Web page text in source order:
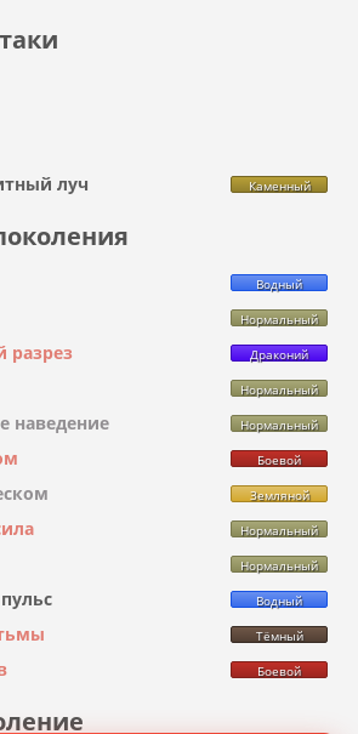
луч Каменный
Водный
Нормальный
разрез Драконий
Нормальный
наведение Нормальный
Боевой
Земляной
Нормальный
Нормальный
Водный
Тёмный
Боевой